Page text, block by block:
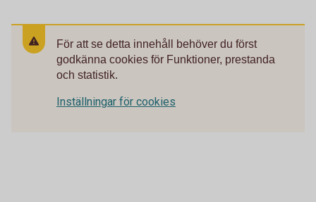
För att se detta innehåll behöver du först
godkänna cookies för Funktioner, prestanda
och statistik.
Inställningar för cookies